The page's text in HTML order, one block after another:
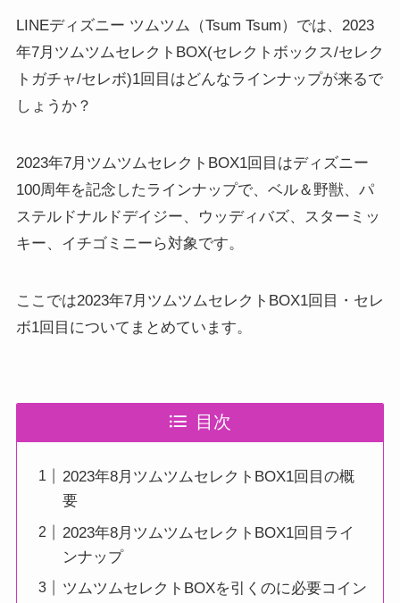
LINEディズニー ツムツム（Tsum Tsum）では、2023
年7月ツムツムセレクトBOX(セレクトボックス/セレク
トガチャ/セレボ)1回目はどんなラインナップが来るで
しょうか？
2023年7月ツムツムセレクトBOX1回目はディズニー
100周年を記念したラインナップで、ベル＆野獣、パ
ステルドナルドデイジー、ウッディバズ、スターミッ
キー、イチゴミニーら対象です。
ここでは2023年7月ツムツムセレクトBOX1回目・セレ
ボ1回目についてまとめています。
目次
2023年8月ツムツムセレクトBOX1回目の概
要
2023年8月ツムツムセレクトBOX1回目ライ
ンナップ
ツムツムセレクトBOXを引くのに必要コイン